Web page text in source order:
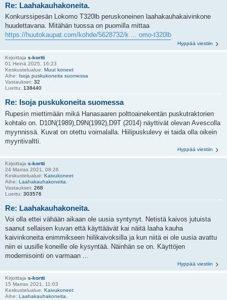
Re: Laahakauhakoneita.
Konkurssipesän Lokomo T320lb peruskoneinen laahakauhakaivinkone
huudettavana. Mitähän tuossa on puomilla mittaa
https://huutokaupat.com/kohde/5628732/k ... omo-t320lb
Hyppää viestiin
Kirjoittaja s-kortti
01 Heinä 2025, 16:23
Keskustelualue: Muut koneet
Aihe: Isoja puskukoneita suomessa
Vastaukset: 32
Luettu: 138440
Re: Isoja puskukoneita suomessa
Rupesin miettimään mikä Hanasaaren polttoainekentän puskutraktorien
kohtalo on. D10N(1989),D9N(1992),D9T (2014) näyttivät olevan Avescolla
myynnissä. Kuvat on otettu voimalalla. Hiilipuskulevy ei taida olla oikein
myyntivaltti.
Hyppää viestiin
Kirjoittaja s-kortti
24 Marras 2021, 08:26
Keskustelualue: Kaivukoneet
Aihe: Laahakauhakoneita.
Vastaukset: 268
Luettu: 303576
Re: Laahakauhakoneita.
Voi olla ettei vähään aikaan ole uusia syntynyt. Netistä kaivos jutuista
saanut sellaisen kuvan että käyttäävät kai näitä laaha kauha
kaivinkoneita enimmikseen hiilikaivoksilla ja kun niitä ei ole uusia avattu
niin ei uusille koneille ole kysyntää. Näinhän se on. Käyttöjen
modernisointi on varmaan ...
Hyppää viestiin
Kirjoittaja s-kortti
15 Marras 2021, 11:03
Keskustelualue: Kaivukoneet
Aihe: Laahakauhakoneita.